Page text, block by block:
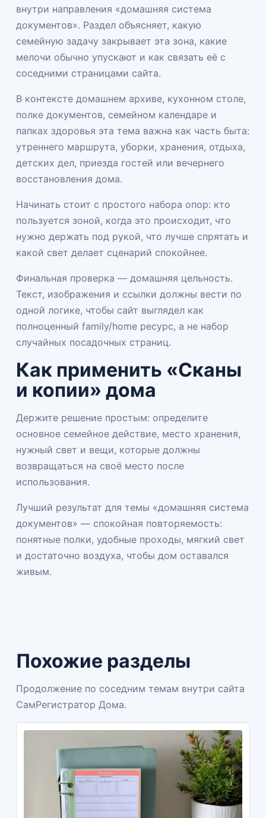
внутри направления «домашняя система
документов». Раздел объясняет, какую
семейную задачу закрывает эта зона, какие
мелочи обычно упускают и как связать её с
соседними страницами сайта.
В контексте домашнем архиве, кухонном столе,
полке документов, семейном календаре и
папках здоровья эта тема важна как часть быта:
утреннего маршрута, уборки, хранения, отдыха,
детских дел, приезда гостей или вечернего
восстановления дома.
Начинать стоит с простого набора опор: кто
пользуется зоной, когда это происходит, что
нужно держать под рукой, что лучше спрятать и
какой свет делает сценарий спокойнее.
Финальная проверка — домашняя цельность.
Текст, изображения и ссылки должны вести по
одной логике, чтобы сайт выглядел как
полноценный family/home ресурс, а не набор
случайных посадочных страниц.
Как применить «Сканы
и копии» дома
Держите решение простым: определите
основное семейное действие, место хранения,
нужный свет и вещи, которые должны
возвращаться на своё место после
использования.
Лучший результат для темы «домашняя система
документов» — спокойная повторяемость:
понятные полки, удобные проходы, мягкий свет
и достаточно воздуха, чтобы дом оставался
живым.
Похожие разделы
Продолжение по соседним темам внутри сайта
СамРегистратор Дома.